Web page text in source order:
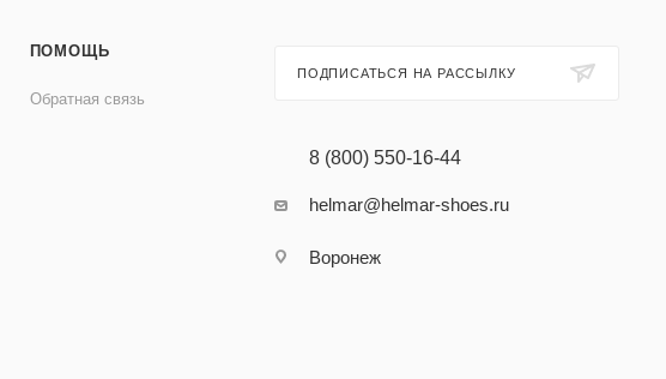
ПОМОЩЬ
Обратная связь
ПОДПИСАТЬСЯ НА РАССЫЛКУ
8 (800) 550-16-44
helmar@helmar-shoes.ru
Воронеж